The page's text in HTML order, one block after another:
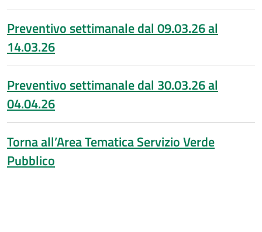
Preventivo settimanale dal 09.03.26 al
14.03.26
Preventivo settimanale dal 30.03.26 al
04.04.26
Torna all’Area Tematica Servizio Verde
Pubblico